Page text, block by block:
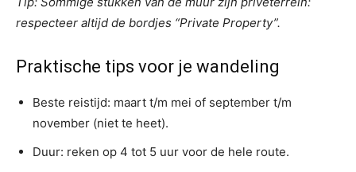
respecteer altijd de bordjes “Private Property”.
Praktische tips voor je wandeling
Beste reistijd: maart t/m mei of september t/m
november (niet te heet).
Duur: reken op 4 tot 5 uur voor de hele route.